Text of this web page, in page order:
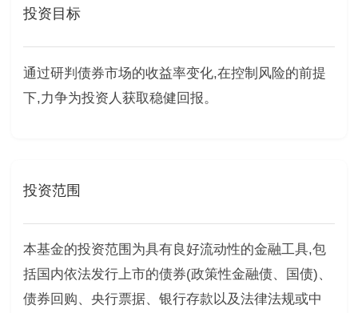
投资目标
通过研判债券市场的收益率变化,在控制风险的前提
下,力争为投资人获取稳健回报。
投资范围
本基金的投资范围为具有良好流动性的金融工具,包
括国内依法发行上市的债券(政策性金融债、国债)、
债券回购、央行票据、银行存款以及法律法规或中